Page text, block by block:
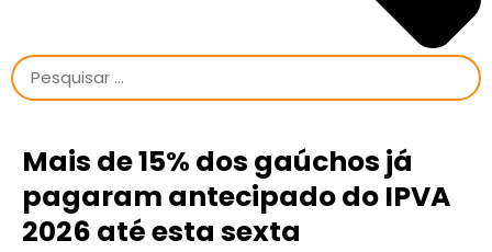
Mais de 15% dos gaúchos já
pagaram antecipado do IPVA
2026 até esta sexta